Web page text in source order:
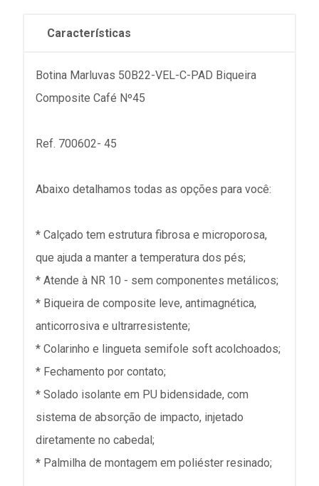
Características
Botina Marluvas 50B22-VEL-C-PAD Biqueira
Composite Café Nº45
Ref. 700602- 45
Abaixo detalhamos todas as opções para você:
* Calçado tem estrutura fibrosa e microporosa,
que ajuda a manter a temperatura dos pés;
* Atende à NR 10 - sem componentes metálicos;
* Biqueira de composite leve, antimagnética,
anticorrosiva e ultrarresistente;
* Colarinho e lingueta semifole soft acolchoados;
* Fechamento por contato;
* Solado isolante em PU bidensidade, com
sistema de absorção de impacto, injetado
diretamente no cabedal;
* Palmilha de montagem em poliéster resinado;